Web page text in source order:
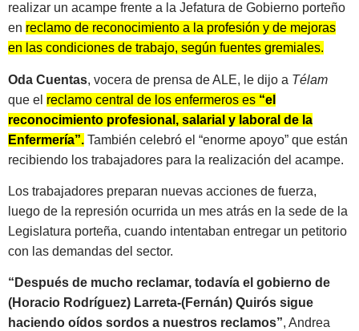
realizar un acampe frente a la Jefatura de Gobierno porteño
en reclamo de reconocimiento a la profesión y de mejoras
en las condiciones de trabajo, según fuentes gremiales.
Oda Cuentas, vocera de prensa de ALE, le dijo a Télam
que el reclamo central de los enfermeros es “el
reconocimiento profesional, salarial y laboral de la
Enfermería”. También celebró el “enorme apoyo” que están
recibiendo los trabajadores para la realización del acampe.
Los trabajadores preparan nuevas acciones de fuerza,
luego de la represión ocurrida un mes atrás en la sede de la
Legislatura porteña, cuando intentaban entregar un petitorio
con las demandas del sector.
“Después de mucho reclamar, todavía el gobierno de
(Horacio Rodríguez) Larreta-(Fernán) Quirós sigue
haciendo oídos sordos a nuestros reclamos”, Andrea